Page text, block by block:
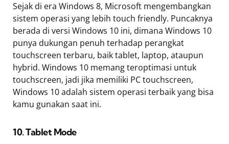
Sejak di era Windows 8, Microsoft mengembangkan
sistem operasi yang lebih touch friendly. Puncaknya
berada di versi Windows 10 ini, dimana Windows 10
punya dukungan penuh terhadap perangkat
touchscreen terbaru, baik tablet, laptop, ataupun
hybrid. Windows 10 memang teroptimasi untuk
touchscreen, jadi jika memiliki PC touchscreen,
Windows 10 adalah sistem operasi terbaik yang bisa
kamu gunakan saat ini.
10. Tablet Mode